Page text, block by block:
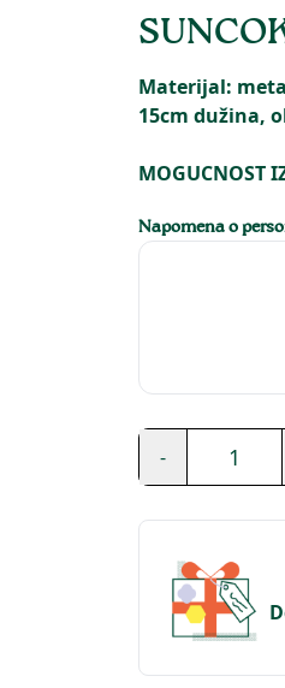
Materijal:
15cm dužina,
MOGUCNOST
Napomena o
- 1